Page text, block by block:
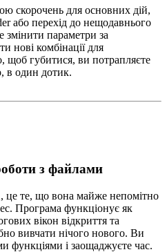
скорочень для основних дій,
або перехід до нещодавнього
параметри за
нові комбінації для
щоб губитися, ви потрапляєте
в один дотик.
з файлами
те, що вона майже непомітно
Програма функціонує як
вікон відкриття та
вивчати нічого нового. Ви
функціями і заощаджуєте час.